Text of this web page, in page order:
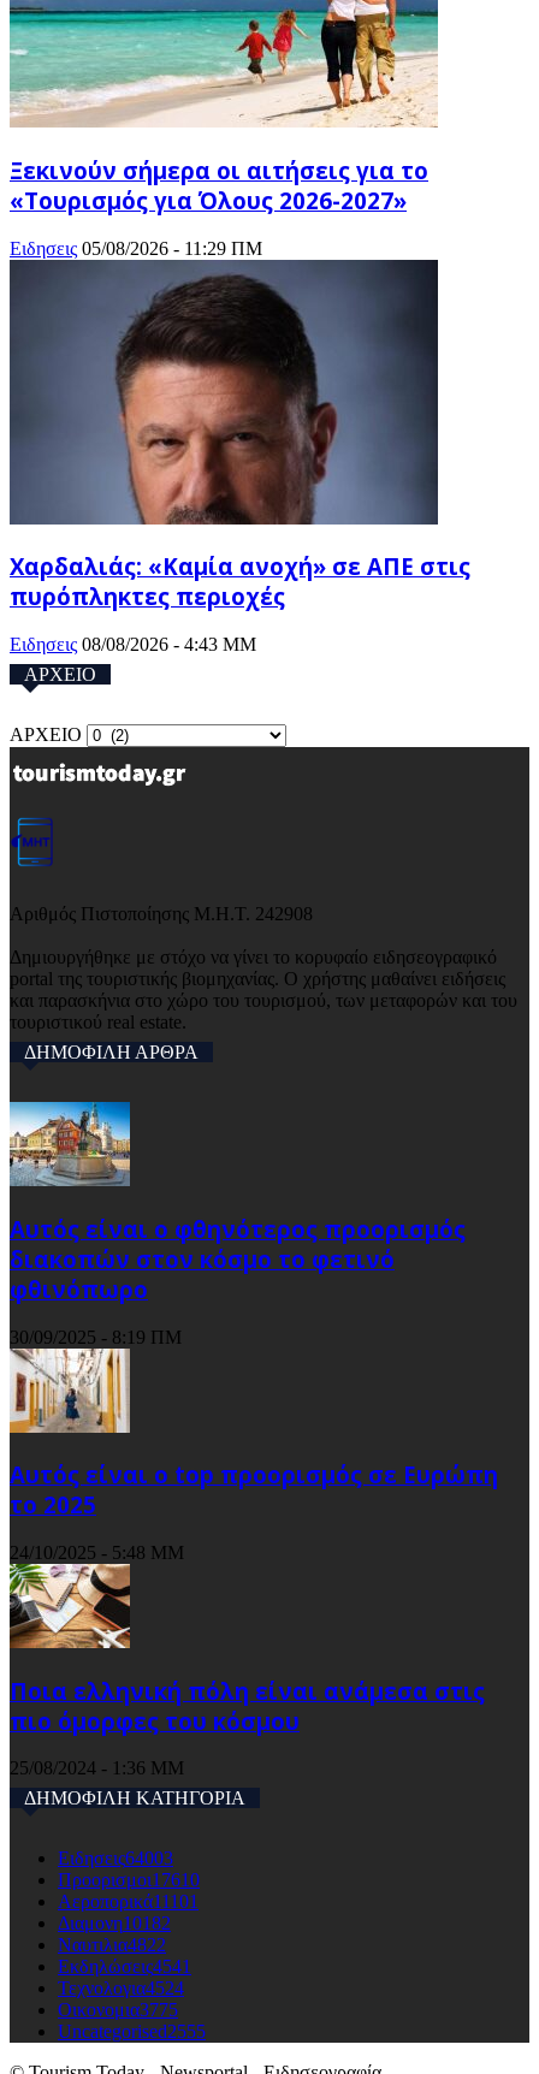
Ξεκινούν σήμερα οι αιτήσεις για το
«Τουρισμός για Όλους 2026-2027»
Ειδησεις 05/08/2026 - 11:29 ΠΜ
Χαρδαλιάς: «Καμία ανοχή» σε ΑΠΕ στις
πυρόπληκτες περιοχές
Ειδησεις 08/08/2026 - 4:43 ΜΜ
ΑΡΧΕΙΟ
ΑΡΧΕΙΟ
Αριθμός Πιστοποίησης Μ.Η.Τ. 242908
Δημιουργήθηκε με στόχο να γίνει το κορυφαίο ειδησεογραφικό
portal της τουριστικής βιομηχανίας. Ο χρήστης μαθαίνει ειδήσεις
και παρασκήνια στο χώρο του τουρισμού, των μεταφορών και του
τουριστικού real estate.
ΔΗΜΟΦΙΛΗ ΑΡΘΡΑ
Αυτός είναι ο φθηνότερος προορισμός
διακοπών στον κόσμο το φετινό
φθινόπωρο
30/09/2025 - 8:19 ΠΜ
Αυτός είναι ο top προορισμός σε Ευρώπη
το 2025
24/10/2025 - 5:48 ΜΜ
Ποια ελληνική πόλη είναι ανάμεσα στις
πιο όμορφες του κόσμου
25/08/2024 - 1:36 ΜΜ
ΔΗΜΟΦΙΛΗ ΚΑΤΗΓΟΡΙΑ
Ειδησεις64003
Προορισμοι17610
Αεροπορικά11101
Διαμονη10182
Ναυτιλια4822
Εκδηλώσεις4541
Τεχνολογια4524
Οικονομια3775
Uncategorised2555